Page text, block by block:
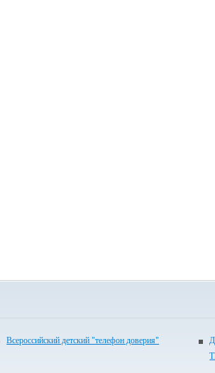
Всероссийский детский "телефон доверия"